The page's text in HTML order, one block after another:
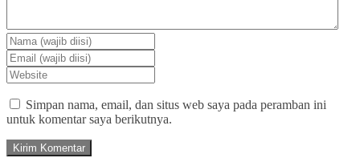
Simpan nama, email, dan situs web saya pada peramban ini
untuk komentar saya berikutnya.